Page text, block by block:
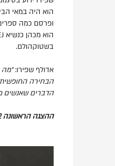
הוא היה במאי
ופרסם כמה
בשטוקהולם.
אדולף שפירו:"מה
הבחירה
הדברים שאנשים
ההצגה הראשונה 2.9.2002